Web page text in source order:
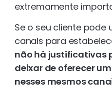
extremamente
Se o seu cliente pode
canais para
não há justificativas
deixar de oferecer
nesses mesmos